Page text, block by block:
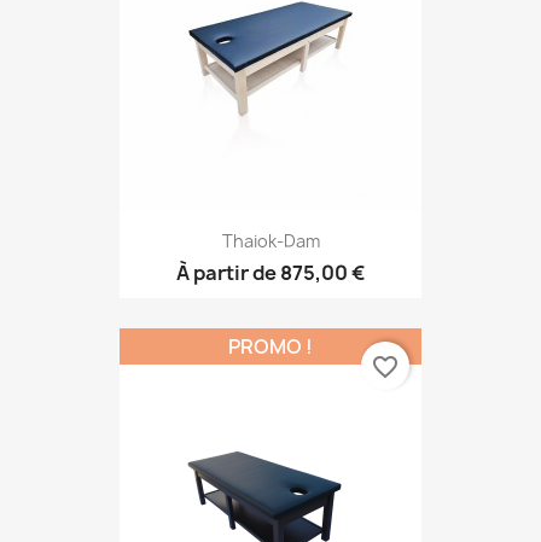
Thaiok-Dam
À partir de875,00 €
PROMO !
favorite_border